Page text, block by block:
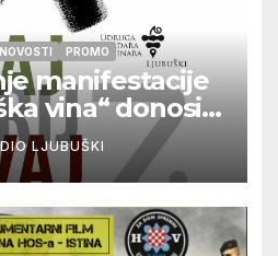
NOVOSTI PROMO
manifestacije
vina“ donosi
gastronomiju i
LJUBUŠKI